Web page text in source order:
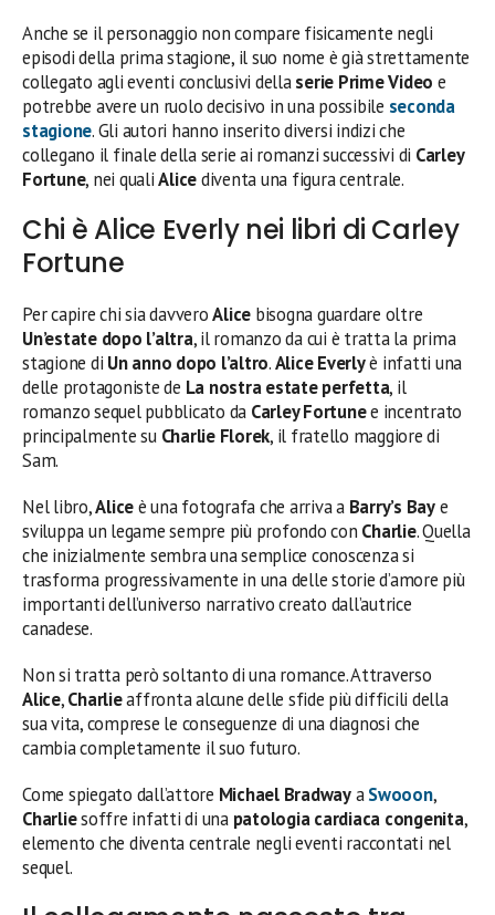
Anche se il personaggio non compare fisicamente negli
episodi della prima stagione, il suo nome è già strettamente
collegato agli eventi conclusivi dellaserie Prime Video e
potrebbe avere un ruolo decisivo in una possibile seconda
stagione. Gli autori hanno inserito diversi indizi che
collegano il finale della serie ai romanzi successivi di Carley
Fortune, nei qualiAlicediventa una figura centrale.
Chi è Alice Everly nei libri di Carley
Fortune
Per capire chi sia davveroAlice bisogna guardare oltre
Un’estate dopo l’altra, il romanzo da cui è tratta la prima
stagione di Un anno dopo l’altro.Alice Everlyè infatti una
delle protagoniste de La nostra estate perfetta, il
romanzo sequel pubblicato da Carley Fortunee incentrato
principalmente su Charlie Florek, il fratello maggiore di
Sam.
Nel libro,Aliceè una fotografa che arriva a Barry’s Baye
sviluppa un legame sempre più profondo con Charlie. Quella
che inizialmente sembra una semplice conoscenza si
trasforma progressivamente in una delle storie d’amore più
importanti dell’universo narrativo creato dall’autrice
canadese.
Non si tratta però soltanto di una romance. Attraverso
Alice,Charlieaffronta alcune delle sfide più difficili della
sua vita, comprese le conseguenze di una diagnosi che
cambia completamente il suo futuro.
Come spiegato dall’attore Michael BradwayaSwooon,
Charliesoffre infatti di una patologia cardiaca congenita,
elemento che diventa centrale negli eventi raccontati nel
sequel.